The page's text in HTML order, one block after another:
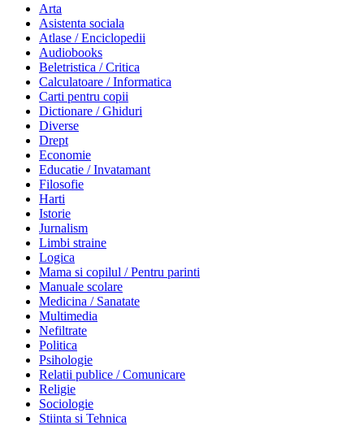
Arta
Asistenta sociala
Atlase / Enciclopedii
Audiobooks
Beletristica / Critica
Calculatoare / Informatica
Carti pentru copii
Dictionare / Ghiduri
Diverse
Drept
Economie
Educatie / Invatamant
Filosofie
Harti
Istorie
Jurnalism
Limbi straine
Logica
Mama si copilul / Pentru parinti
Manuale scolare
Medicina / Sanatate
Multimedia
Nefiltrate
Politica
Psihologie
Relatii publice / Comunicare
Religie
Sociologie
Stiinta si Tehnica